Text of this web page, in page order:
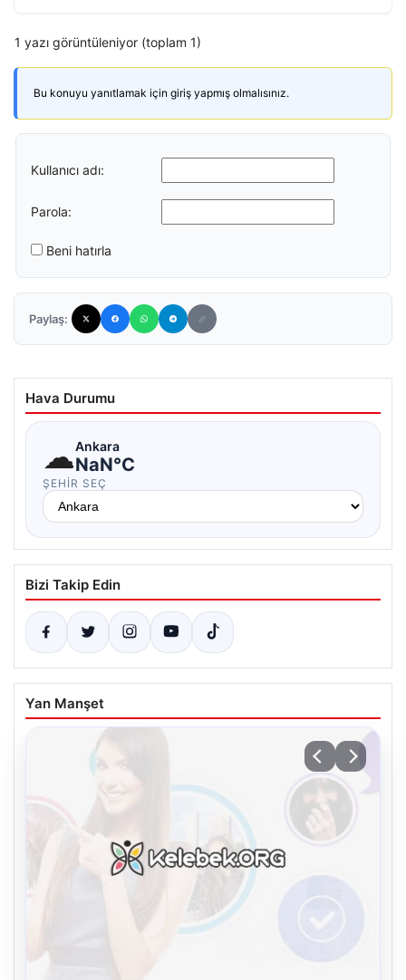
1 yazı görüntüleniyor (toplam 1)
Bu konuyu yanıtlamak için giriş yapmış olmalısınız.
Kullanıcı adı:
Parola:
Beni hatırla
Paylaş:
Hava Durumu
☁Ankara
NaN°C
ŞEHIR SEÇ
Bizi Takip Edin
Yan Manşet